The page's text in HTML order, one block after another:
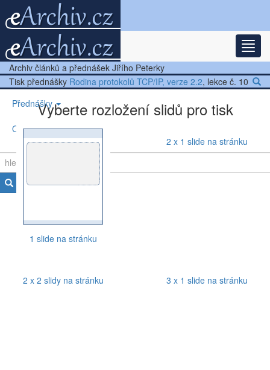
Nejnovější články
Další články
Přednášky
Ostatní
Archiv článků a přednášek Jiřího Peterky
Tisk přednášky Rodina protokolů TCP/IP, verze 2.2, lekce č. 10
Vyberte rozložení slidů pro tisk
1 slide na stránku
2 x 1 slide na stránku
2 x 2 slidy na stránku 3 x 1 slide na stránku